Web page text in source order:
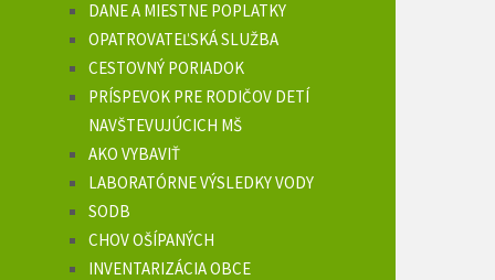
DANE A MIESTNE POPLATKY
OPATROVATEĽSKÁ SLUŽBA
CESTOVNÝ PORIADOK
PRÍSPEVOK PRE RODIČOV DETÍ
NAVŠTEVUJÚCICH MŠ
AKO VYBAVIŤ
LABORATÓRNE VÝSLEDKY VODY
SODB
CHOV OŠÍPANÝCH
INVENTARIZÁCIA OBCE